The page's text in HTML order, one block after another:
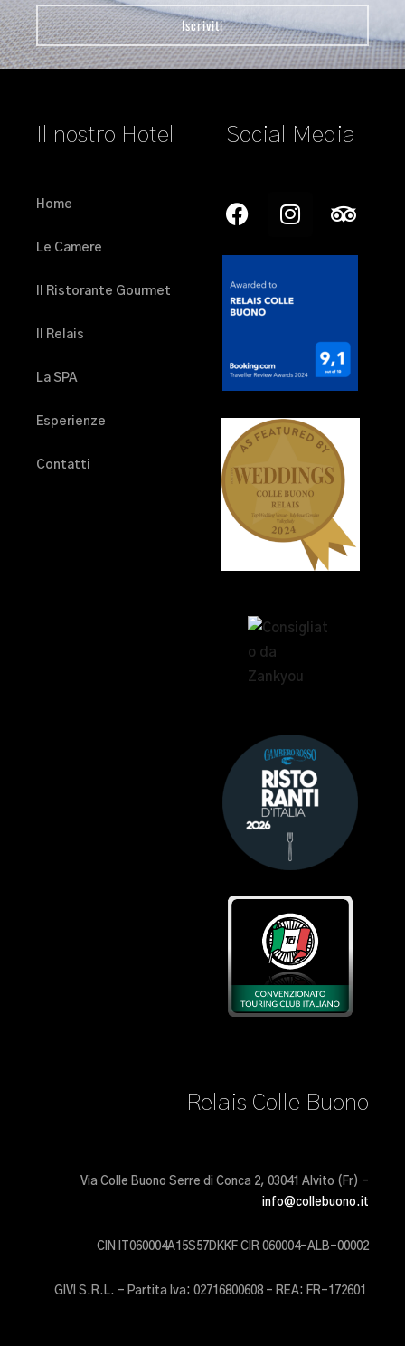
Il nostro Hotel
Home
Le Camere
Il Ristorante Gourmet
Il Relais
La SPA
Esperienze
Contatti
Social Media
Relais Colle Buono
Via Colle Buono Serre di Conca 2, 03041 Alvito (Fr) –
info@collebuono.it
CIN IT060004A15S57DKKF CIR 060004-ALB-00002
GIVI S.R.L. – Partita Iva: 02716800608 – REA: FR-172601